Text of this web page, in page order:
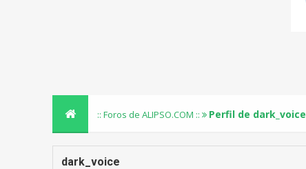
:: Foros de ALIPSO.COM :: Perfil de dark_voice
dark_voice